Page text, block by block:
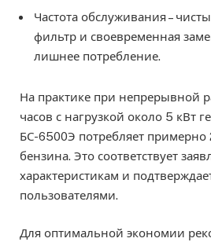
Частота обслуживания –
фильтр и своевременная
лишнее потребление.
На практике при непрерывной
часов с нагрузкой около 5 кВт
БС-6500Э потребляет примерно
бензина. Это соответствует
характеристикам и
пользователями.
Для оптимальной экономии